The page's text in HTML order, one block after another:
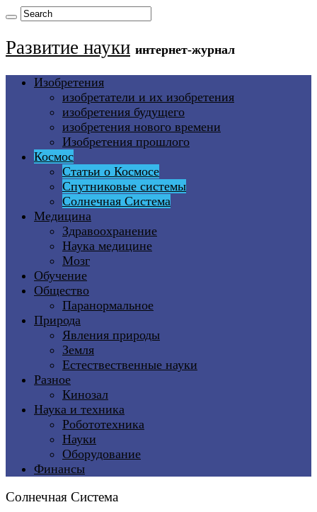
Развитие науки интернет-журнал
Изобретения
изобретатели и их изобретения
изобретения будущего
изобретения нового времени
Изобретения прошлого
Космос
Статьи о Космосе
Спутниковые системы
Солнечная Система
Медицина
Здравоохранение
Наука медицине
Мозг
Обучение
Общество
Паранормальное
Природа
Явления природы
Земля
Естествественные науки
Разное
Кинозал
Наука и техника
Робототехника
Науки
Оборудование
Финансы
Солнечная Система